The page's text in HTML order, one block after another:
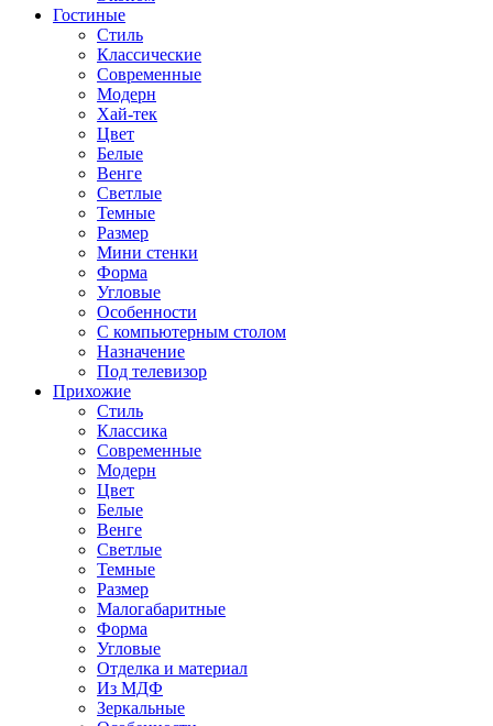
Гостиные
Стиль
Классические
Современные
Модерн
Хай-тек
Цвет
Белые
Венге
Светлые
Темные
Размер
Мини стенки
Форма
Угловые
Особенности
С компьютерным столом
Назначение
Под телевизор
Прихожие
Стиль
Классика
Современные
Модерн
Цвет
Белые
Венге
Светлые
Темные
Размер
Малогабаритные
Форма
Угловые
Отделка и материал
Из МДФ
Зеркальные